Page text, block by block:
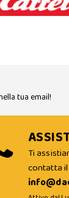
tua email!
Ti
contatta